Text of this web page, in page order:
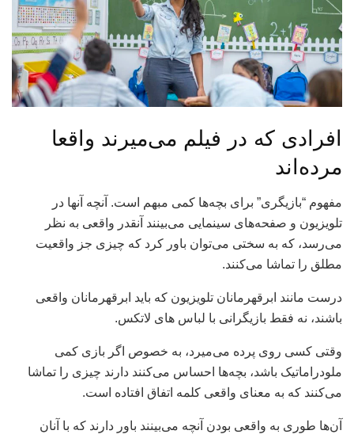
افرادی که در فیلم می‌میرند واقعا
مرده‌اند
مفهوم “بازیگری” برای بچه‌ها کمی مبهم است. آنچه آنها در
تلویزیون و صفحه‌های سینمایی می‌بینند آنقدر واقعی به نظر
می‌رسد، که به سختی می‌توان باور کرد که چیزی جز واقعیت
مطلق را تماشا می‌کنند.
درست مانند ابرقهرمانان تلویزیون که باید ابرقهرمانان واقعی
باشند، نه فقط بازیگرانی با لباس های لاتکس.
وقتی کسی روی پرده می‌میرد، به خصوص اگر بازی کمی
ملودراماتیک باشد، بچه‌ها احساس می‌کنند دارند چیزی را تماشا
می‌کنند که به معنای واقعی کلمه اتفاق افتاده است.
آن‌ها طوری به واقعی بودن آنچه می‌بینند باور دارند که با آنان